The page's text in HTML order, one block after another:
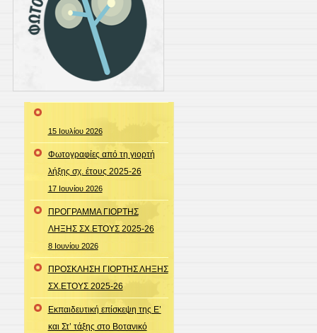
15 Ιουλίου 2026
Φωτογραφίες από τη γιορτή
λήξης σχ. έτους 2025-26
17 Ιουνίου 2026
ΠΡΟΓΡΑΜΜΑ ΓΙΟΡΤΗΣ
ΛΗΞΗΣ ΣΧ.ΕΤΟΥΣ 2025-26
8 Ιουνίου 2026
ΠΡΟΣΚΛΗΣΗ ΓΙΟΡΤΗΣ ΛΗΞΗΣ
ΣΧ.ΕΤΟΥΣ 2025-26
Εκπαιδευτική επίσκεψη της Ε’
και Στ’ τάξης στο Βοτανικό